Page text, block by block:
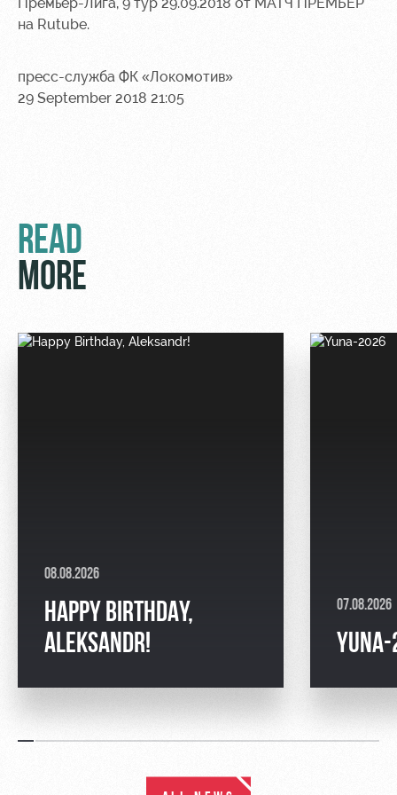
Премьер-Лига, 9 тур 29.09.2018 от МАТЧ ПРЕМЬЕР
на Rutube.
пресс-служба ФК «Локомотив»
29 September 2018 21:05
READ
MORE
08.08.2026
HAPPY BIRTHDAY,
ALEKSANDR!
07.08.2026